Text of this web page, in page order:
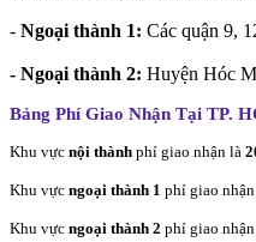
- Ngoại thành 1: Các quận 9,
- Ngoại thành 2: Huyện Hóc
Bảng Phí Giao Nhận Tại TP.
Khu vực nội thành phí giao nhận là
Khu vực ngoại thành 1 phí giao
Khu vực ngoại thành 2 phí giao